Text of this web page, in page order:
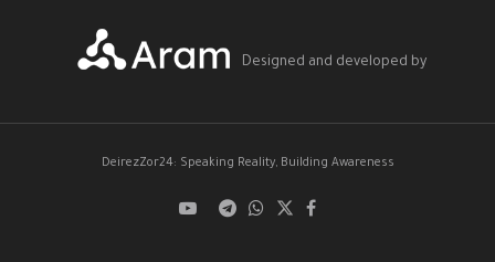
Designed and developed by
DeirezZor24: Speaking Reality, Building Awareness